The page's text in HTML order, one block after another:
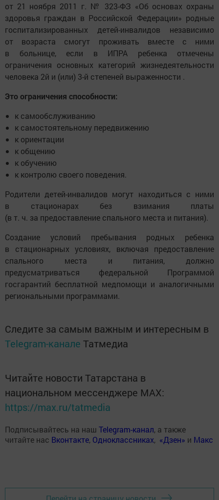
от 21 ноября 2011 г. № 323-ФЗ «Об основах охраны
здоровья граждан в Российской Федерации» родные
госпитализированных детей-инвалидов независимо
от возраста смогут проживать вместе с ними
в больнице, если в ИПРА ребенка отмечены
ограничения основных категорий жизнедеятельности
человека 2й и (или) 3-й степеней выраженности .
Это ограничения способности:
к самообслуживанию
к самостоятельному передвижению
к ориентации
к общению
к обучению
к контролю своего поведения.
Родители детей-инвалидов могут находиться с ними
в стационарах без взимания платы
(в т. ч. за предоставление спального места и питания).
Создание условий пребывания родных ребенка
в стационарных условиях, включая предоставление
спального места и питания, должно
предусматриваться федеральной Программой
госгарантий бесплатной медпомощи и аналогичными
региональными программами.
Следите за самым важным и интересным в
Telegram-канале Татмедиа
Читайте новости Татарстана в
национальном мессенджере MАХ:
https://max.ru/tatmedia
Подписывайтесь на наш Telegram-канал, а также
читайте нас Вконтакте, Одноклассниках, «Дзен» и Макс